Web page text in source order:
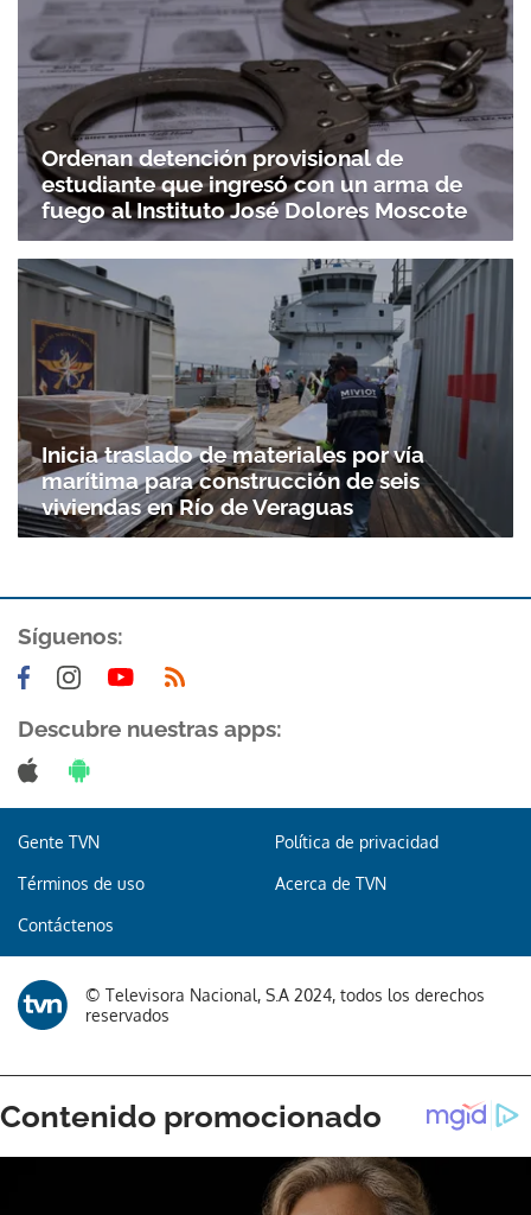
Gracias por suscribirte a nuestro boletín.
Ordenan detención provisional de
estudiante que ingresó con un arma de
fuego al Instituto José Dolores Moscote
Inicia traslado de materiales por vía
marítima para construcción de seis
viviendas en Río de Veraguas
Síguenos:
Descubre nuestras apps:
Gente TVN Política de privacidad
Términos de uso Acerca de TVN
Contáctenos
© Televisora Nacional, S.A 2024, todos los derechos
reservados